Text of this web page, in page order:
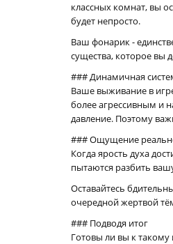
классных комнат, вы
будет непросто.
Ваш фонарик -
существа, которое вы
### Динамичная
Ваше выживание в
более агрессивным и
давление. Поэтому
### Ощущение
Когда ярость духа
пытаются разбить
Оставайтесь
очередной жертвой
### Подводя итог
Готовы ли вы к